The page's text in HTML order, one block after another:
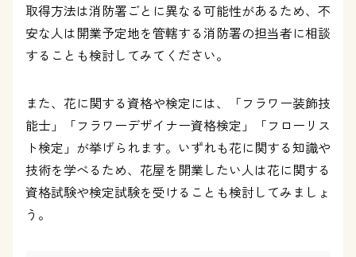
取得方法は消防署ごとに異なる可能性があるため、不
安な人は開業予定地を管轄する消防署の担当者に相談
することも検討してみてください。
また、花に関する資格や検定には、「フラワー装飾技
能士」「フラワーデザイナー資格検定」「フローリス
ト検定」が挙げられます。いずれも花に関する知識や
技術を学べるため、花屋を開業したい人は花に関する
資格試験や検定試験を受けることも検討してみましょ
う。